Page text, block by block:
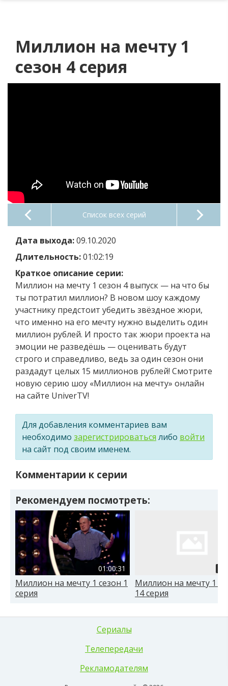
Миллион на мечту 1
сезон 4 серия
Список всех серий
Дата выхода:09.10.2020
Длительность:01:02:19
Краткое описание серии:
Миллион на мечту 1 сезон 4 выпуск — на что бы
ты потратил миллион? В новом шоу каждому
участнику предстоит убедить звёздное жюри,
что именно на его мечту нужно выделить один
миллион рублей. И просто так жюри проекта на
эмоции не разведёшь — оценивать будут
строго и справедливо, ведь за один сезон они
раздадут целых 15 миллионов рублей! Смотрите
новую серию шоу «Миллион на мечту» онлайн
на сайте UniverTV!
Для добавления комментариев вам
необходимо зарегистрироваться либо войти
на сайт под своим именем.
Комментарии к серии
Рекомендуем посмотреть:
01:00:31
Миллион на мечту 1 сезон 1
серия
Миллион на мечту 1
14 серия
Сериалы
Телепередачи
Рекламодателям